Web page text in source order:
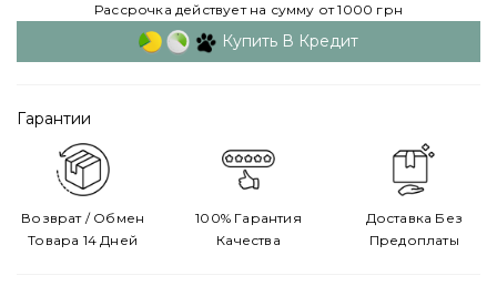
Рассрочка действует на сумму от 1000 грн
Купить В Кредит
Гарантии
Возврат / Обмен
Товара 14 Дней
100% Гарантия
Качества
Доставка Без
Предоплаты